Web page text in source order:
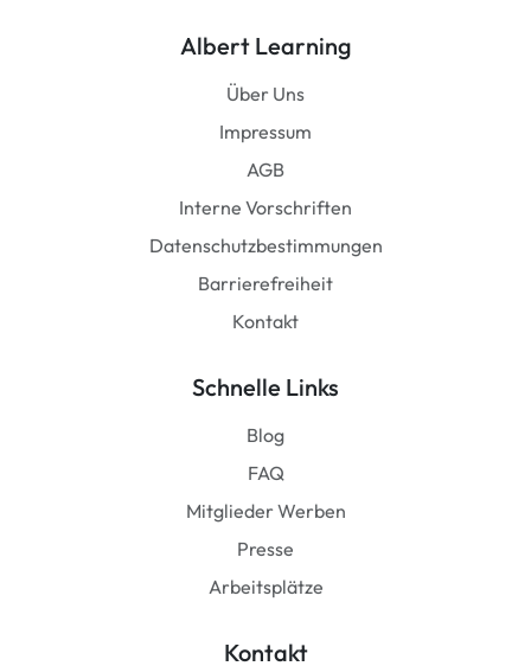
Albert Learning
Über Uns
Impressum
AGB
Interne Vorschriften
Datenschutzbestimmungen
Barrierefreiheit
Kontakt
Schnelle Links
Blog
FAQ
Mitglieder Werben
Presse
Arbeitsplätze
Kontakt